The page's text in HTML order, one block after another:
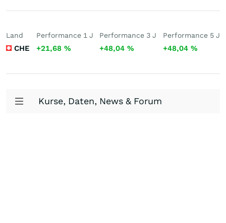
Land
CHE
Performance 1 J
+21,68 %
Performance 3 J
+48,04%
Performance 5 J
+48,04 %
Kurse, Daten, News & Forum